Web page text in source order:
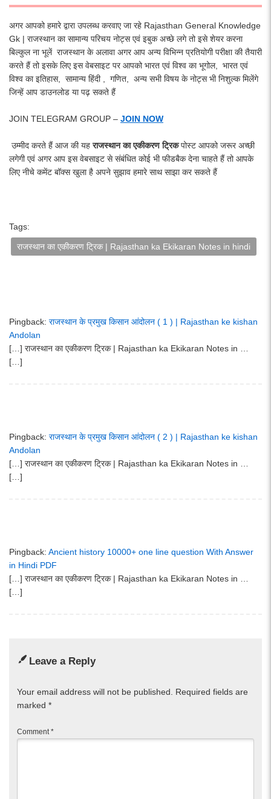
अगर आपको हमारे द्वारा उपलब्ध करवाए जा रहे Rajasthan General Knowledge
Gk | राजस्थान का सामान्य परिचय नोट्स एवं इबुक अच्छे लगे तो इसे शेयर करना
बिल्कुल ना भूलें राजस्थान के अलावा अगर आप अन्य विभिन्न प्रतियोगी परीक्षा की तैयारी
करते हैं तो इसके लिए इस वेबसाइट पर आपको भारत एवं विश्व का भूगोल, भारत एवं
विश्व का इतिहास, सामान्य हिंदी , गणित, अन्य सभी विषय के नोट्स भी निशुल्क मिलेंगे
जिन्हें आप डाउनलोड या पढ़ सकते हैं
JOIN TELEGRAM GROUP – JOIN NOW
उम्मीद करते हैं आज की यहराजस्थान का एकीकरण ट्रिकपोस्ट आपको जरूर अच्छी
लगेगी एवं अगर आप इस वेबसाइट से संबंधित कोई भी फीडबैक देना चाहते हैं तो आपके
लिए नीचे कमेंट बॉक्स खुला है अपने सुझाव हमारे साथ साझा कर सकते हैं
Tags:
राजस्थान का एकीकरण ट्रिक | Rajasthan ka Ekikaran Notes in hindi
Pingback: राजस्थान के प्रमुख किसान आंदोलन ( 1 ) | Rajasthan ke kishan
Andolan
[…] राजस्थान का एकीकरण ट्रिक | Rajasthan ka Ekikaran Notes in …
[…]
Pingback: राजस्थान के प्रमुख किसान आंदोलन ( 2 ) | Rajasthan ke kishan
Andolan
[…] राजस्थान का एकीकरण ट्रिक | Rajasthan ka Ekikaran Notes in …
[…]
Pingback: Ancient history 10000+ one line question With Answer
in Hindi PDF
[…] राजस्थान का एकीकरण ट्रिक | Rajasthan ka Ekikaran Notes in …
[…]
Leave a Reply
Your email address will not be published.
Required fields are
marked *
Comment*